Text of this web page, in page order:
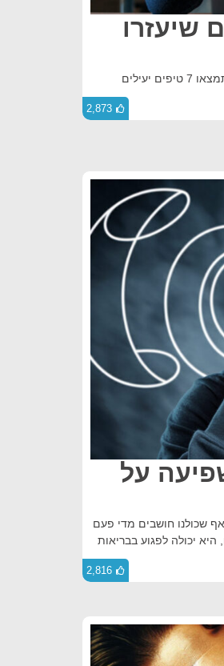
7 הטיפים שיעזרו
מרגישים עייפים ולא מוצאים כוח להתחיל את היום? בכתבה זו תמצאו 7 טיפים יעילים
2,873
על
שכולנו חושבים מדי פעם
יכולה לפגוע בבריאות
2,816